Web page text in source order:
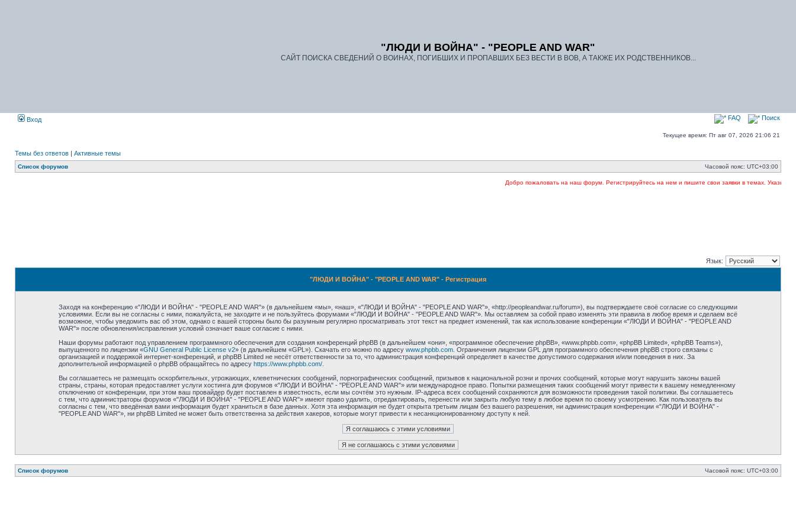
"ЛЮДИ И ВОЙНА" - "PEOPLE AND WAR"
САЙТ ПОИСКА СВЕДЕНИЙ О ВОИНАХ, ПОГИБШИХ И ПРОПАВШИХ БЕЗ ВЕСТИ В ВОВ, А ТАКЖЕ ИХ РОДСТВЕННИКОВ...
Вход FAQ Поиск
Текущее время: Пт авг 07, 2026 21:06 21
Темы без ответов | Активные темы
Список форумов Часовой пояс: UTC+03:00
Добро пожаловать на наш форум. Регистрируйтесь на нем и пишите свои заявки в темах.
Язык:
"ЛЮДИ И ВОЙНА" - "PEOPLE AND WAR" - Регистрация
Заходя на конференцию «"ЛЮДИ И ВОЙНА" - "PEOPLE AND WAR"» (в дальнейшем «мы», «наш», «"ЛЮДИ И ВОЙНА" - "PEOPLE AND WAR"», «http://peopleandwar.ru/forum»), вы подтверждаете своё согласие со следующими
условиями. Если вы не согласны с ними, пожалуйста, не заходите и не пользуйтесь форумами «"ЛЮДИ И ВОЙНА" - "PEOPLE AND WAR"». Мы оставляем за собой право изменять эти правила в любое время и сделаем всё
возможное, чтобы уведомить вас об этом, однако с вашей стороны было бы разумным регулярно просматривать этот текст на предмет изменений, так как использование конференции «"ЛЮДИ И ВОЙНА" - "PEOPLE AND
WAR"» после обновления/исправления условий означает ваше согласие с ними.
Наши форумы работают под управлением программного обеспечения для создания конференций phpBB (в дальнейшем «они», «программное обеспечение phpBB», «www.phpbb.com», «phpBB Limited», «phpBB Teams»),
выпущенного по лицензии «GNU General Public License v2» (в дальнейшем «GPL»). Скачать его можно по адресу www.phpbb.com. Ограничения лицензии GPL для программного обеспечения phpBB строго связаны с
организацией и поддержкой интернет-конференций, и phpBB Limited не несёт ответственности за то, что администрация конференций определяет в качестве допустимого содержания и/или поведения в них. За
дополнительной информацией о phpBB обращайтесь по адресу https://www.phpbb.com/.
Вы соглашаетесь не размещать оскорбительных, угрожающих, клеветнических сообщений, порнографических сообщений, призывов к национальной розни и прочих сообщений, которые могут нарушить законы вашей
страны, страны, которая предоставляет услуги хостинга для форумов «"ЛЮДИ И ВОЙНА" - "PEOPLE AND WAR"» или международное право. Попытки размещения таких сообщений могут привести к вашему немедленному
отключению от конференции, при этом ваш провайдер будет поставлен в известность, если мы сочтём это нужным. IP-адреса всех сообщений сохраняются для возможности проведения такой политики. Вы соглашаетесь
с тем, что администраторы форумов «"ЛЮДИ И ВОЙНА" - "PEOPLE AND WAR"» имеют право удалить, отредактировать, перенести или закрыть любую тему в любое время по своему усмотрению. Как пользователь вы
согласны с тем, что введённая вами информация будет храниться в базе данных. Хотя эта информация не будет открыта третьим лицам без вашего разрешения, ни администрация конференции «"ЛЮДИ И ВОЙНА" -
"PEOPLE AND WAR"», ни phpBB Limited не может быть ответственна за действия хакеров, которые могут привести к несанкционированному доступу к ней.
Список форумов Часовой пояс: UTC+03:00